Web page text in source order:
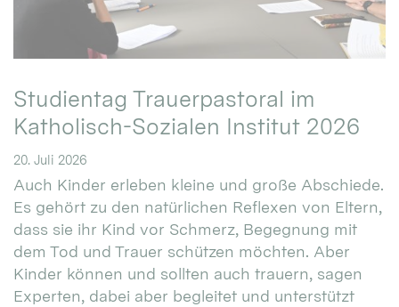
Studientag Trauerpastoral im
Katholisch-Sozialen Institut 2026
20. Juli 2026
Auch Kinder erleben kleine und große Abschiede.
Es gehört zu den natürlichen Reflexen von Eltern,
dass sie ihr Kind vor Schmerz, Begegnung mit
dem Tod und Trauer schützen möchten. Aber
Kinder können und sollten auch trauern, sagen
Experten, dabei aber begleitet und unterstützt